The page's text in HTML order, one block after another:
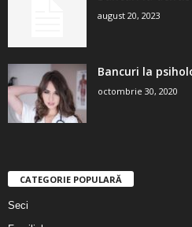
august 20, 2023
Bancuri la
octombrie 30, 2020
CATEGORIE POPULARĂ
Seci